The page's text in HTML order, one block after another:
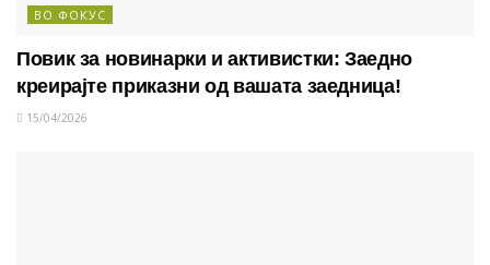
ВО ФОКУС
Повик за новинарки и активистки: Заедно
креирајте приказни од вашата заедница!
15/04/2026